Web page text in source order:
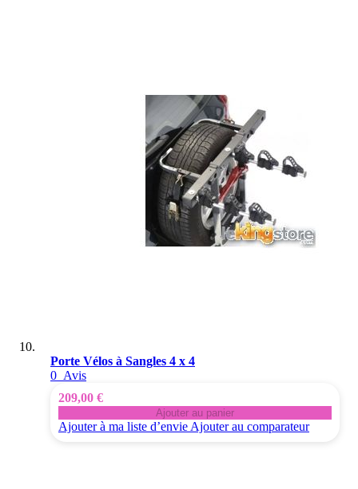
Porte Vélos à Sangles 4 x 4
0 Avis
209,00 €
Ajouter au panier
Ajouter à ma liste d’envie Ajouter au comparateur